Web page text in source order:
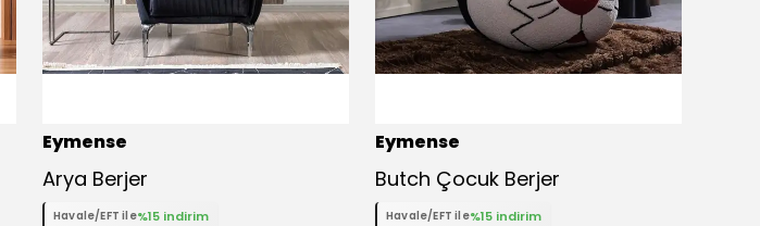
Eymense
Arya Berjer
Havale/EFT ile%15 indirim
Eymense
Butch Çocuk Berjer
Havale/EFT ile%15 indirim